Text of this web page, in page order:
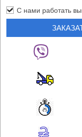
С нами работать